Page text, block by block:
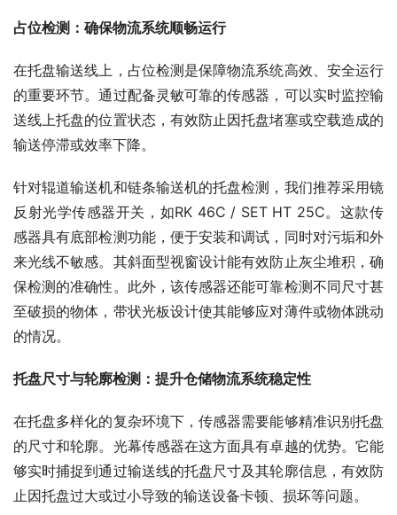
占位检测：确保物流系统顺畅运行
在托盘输送线上，占位检测是保障物流系统高效、安全运行
的重要环节。通过配备灵敏可靠的传感器，可以实时监控输
送线上托盘的位置状态，有效防止因托盘堵塞或空载造成的
输送停滞或效率下降。
针对辊道输送机和链条输送机的托盘检测，我们推荐采用镜
反射光学传感器开关，如RK 46C / SET HT 25C。这款传
感器具有底部检测功能，便于安装和调试，同时对污垢和外
来光线不敏感。其斜面型视窗设计能有效防止灰尘堆积，确
保检测的准确性。此外，该传感器还能可靠检测不同尺寸甚
至破损的物体，带状光板设计使其能够应对薄件或物体跳动
的情况。
托盘尺寸与轮廓检测：提升仓储物流系统稳定性
在托盘多样化的复杂环境下，传感器需要能够精准识别托盘
的尺寸和轮廓。光幕传感器在这方面具有卓越的优势。它能
够实时捕捉到通过输送线的托盘尺寸及其轮廓信息，有效防
止因托盘过大或过小导致的输送设备卡顿、损坏等问题。